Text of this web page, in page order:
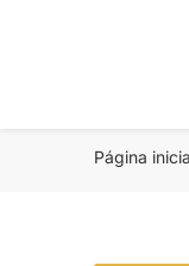
Página